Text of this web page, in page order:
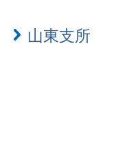
山東支所